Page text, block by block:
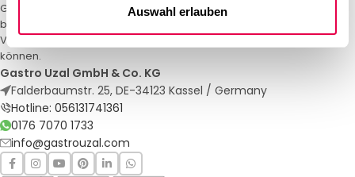
Auswahl erlauben
Gastro Uzal – Ihr Spezialist für Gastronomiemöbel und -textilien. Wir
bieten maßgeschneiderte Lösungen für Restaurants, Hotels und
Veranstaltungen. Qualität und Service, auf die Sie sich verlassen
können.
Gastro Uzal GmbH & Co. KG
Falderbaumstr. 25, DE-34123 Kassel / Germany
Hotline: 056131741361
0176 7070 1733
info@gastrouzal.com